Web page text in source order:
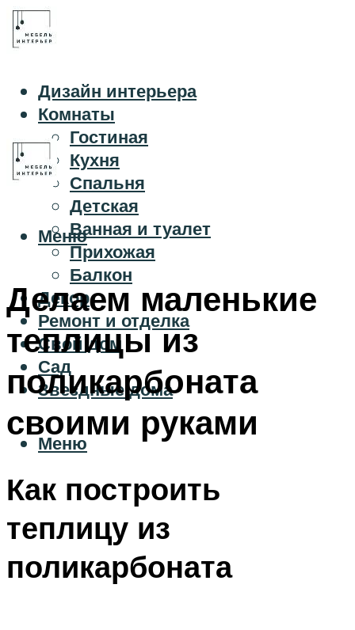
Дизайн интерьера
Комнаты
Гостиная
Кухня
Спальня
Детская
Ванная и туалет
Прихожая
Балкон
Декор
Ремонт и отделка
Свой дом
Сад
Звездные дома
Меню
Меню
Делаем маленькие
теплицы из
поликарбоната
своими руками
Как построить
теплицу из
поликарбоната